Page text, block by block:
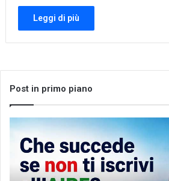
Leggi di più
Post in primo piano
Che
succede
non